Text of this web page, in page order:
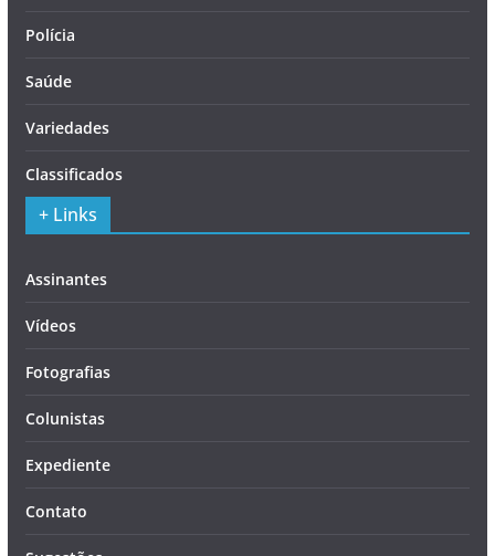
Polícia
Saúde
Variedades
Classificados
+ Links
Assinantes
Vídeos
Fotografias
Colunistas
Expediente
Contato